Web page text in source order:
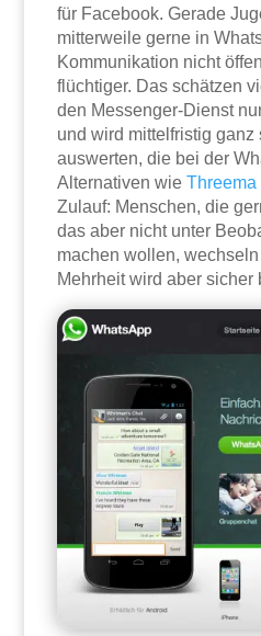
für Facebook. Gerade
mitterweile gerne in
Kommunikation nicht
flüchtiger. Das schätzen
den Messenger-Dienst
und wird mittelfristig ganz
auswerten, die bei der
Alternativen wieThreema
Zulauf: Menschen, die
das aber nicht unter
machen wollen,
Mehrheit wird aber